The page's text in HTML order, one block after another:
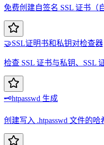
免费创建自签名 SSL 证书（
🤝SSL证明书和私钥对检查器
检查 SSL 证书与私钥、SSL
🗝️htpasswd 生成
创建写入 .htpasswd 文件的哈